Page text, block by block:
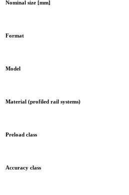
Nominal size [mm]
Format
Model
Material (profiled rail systems)
Preload class
Accuracy class